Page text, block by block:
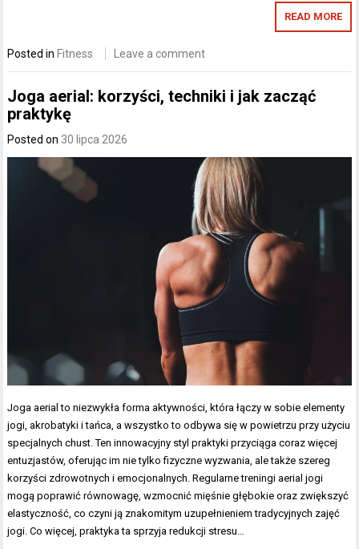
READ MORE
Posted in Fitness Leave a comment
Joga aerial: korzyści, techniki i jak zacząć
praktykę
Posted on 30 lipca 2026
Joga aerial to niezwykła forma aktywności, która łączy w sobie elementy
jogi, akrobatyki i tańca, a wszystko to odbywa się w powietrzu przy użyciu
specjalnych chust. Ten innowacyjny styl praktyki przyciąga coraz więcej
entuzjastów, oferując im nie tylko fizyczne wyzwania, ale także szereg
korzyści zdrowotnych i emocjonalnych. Regularne treningi aerial jogi
mogą poprawić równowagę, wzmocnić mięśnie głębokie oraz zwiększyć
elastyczność, co czyni ją znakomitym uzupełnieniem tradycyjnych zajęć
jogi. Co więcej, praktyka ta sprzyja redukcji stresu…